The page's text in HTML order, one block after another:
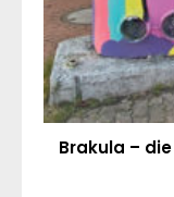
Brakula –